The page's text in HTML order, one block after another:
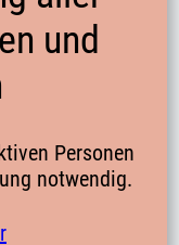
und
Personen
notwendig.